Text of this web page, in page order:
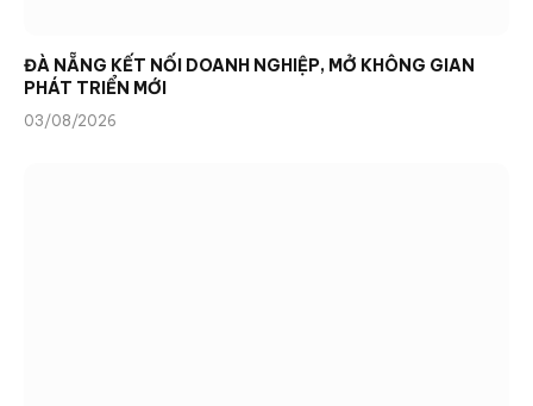
ĐÀ NẴNG KẾT NỐI DOANH NGHIỆP, MỞ KHÔNG GIAN
PHÁT TRIỂN MỚI
03/08/2026